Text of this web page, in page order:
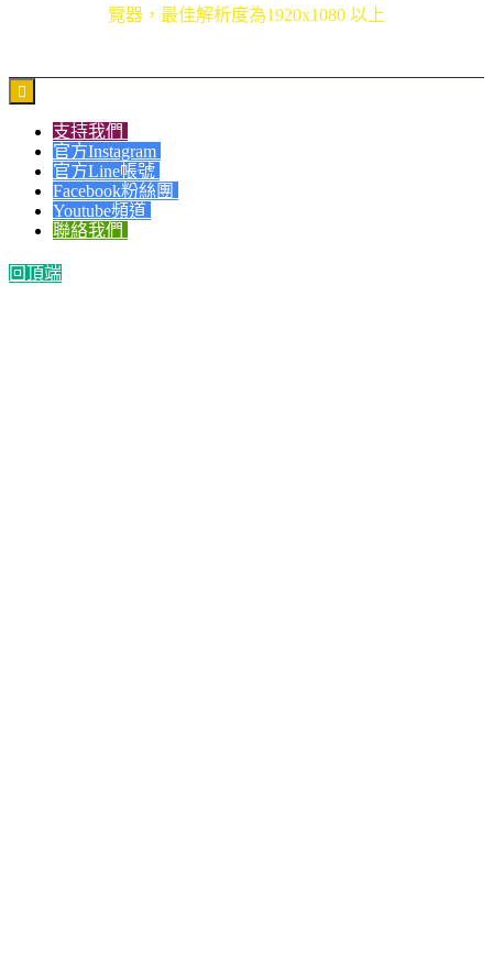
覽器，最佳解析度為1920x1080 以上

支持我們
官方Instagram
官方Line帳號
Facebook粉絲團
Youtube頻道
聯絡我們
回頂端